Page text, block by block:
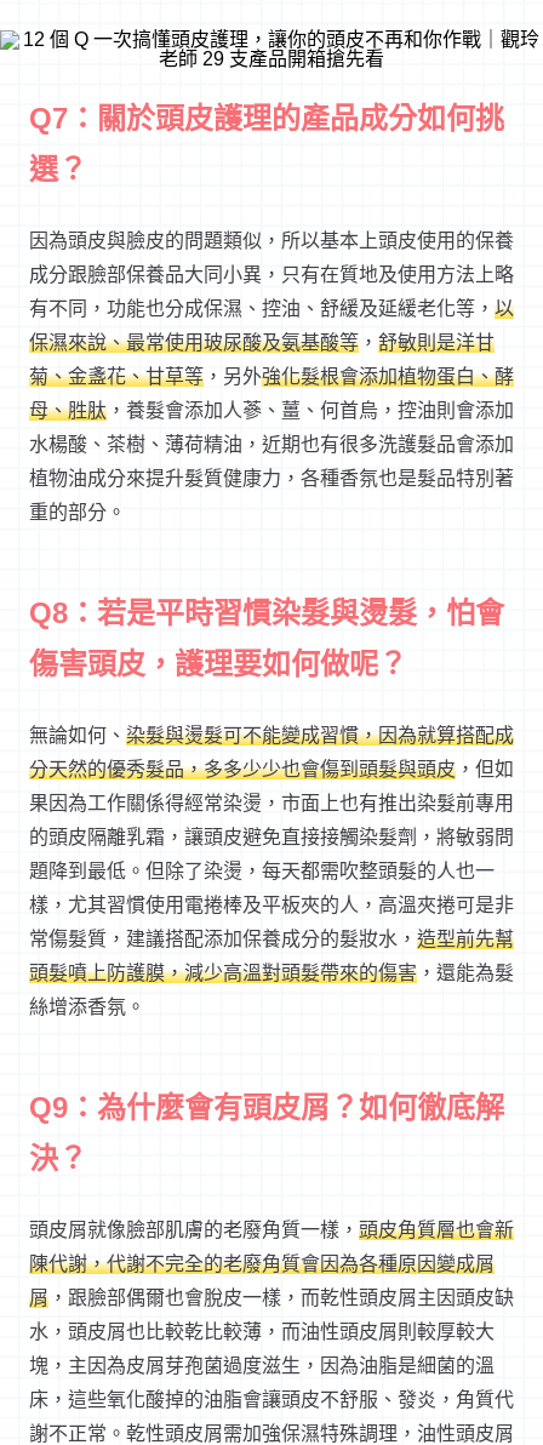
Q7：關於頭皮護理的產品成分如何挑
選？
因為頭皮與臉皮的問題類似，所以基本上頭皮使用的保養
成分跟臉部保養品大同小異，只有在質地及使用方法上略
有不同，功能也分成保濕、控油、舒緩及延緩老化等， 以
保濕來說、最常使用玻尿酸及氨基酸等 ， 舒敏則是洋甘
菊、金盞花、甘草等 ，另外強化髮根會添加植物蛋白、酵
母、胜肽 ，養髮會添加人蔘、薑、何首烏，控油則會添加
水楊酸、茶樹、薄荷精油，近期也有很多洗護髮品會添加
植物油成分來提升髮質健康力，各種香氛也是髮品特別著
重的部分。
Q8：若是平時習慣染髮與燙髮，怕會
傷害頭皮，護理要如何做呢？
無論如何、 染髮與燙髮可不能變成習慣，因為就算搭配成
分天然的優秀髮品，多多少少也會傷到頭髮與頭皮 ，但如
果因為工作關係得經常染燙，市面上也有推出染髮前專用
的頭皮隔離乳霜，讓頭皮避免直接接觸染髮劑，將敏弱問
題降到最低。但除了染燙，每天都需吹整頭髮的人也一
樣，尤其習慣使用電捲棒及平板夾的人，高溫夾捲可是非
常傷髮質，建議搭配添加保養成分的髮妝水， 造型前先幫
頭髮噴上防護膜，減少高溫對頭髮帶來的傷害 ，還能為髮
絲增添香氛。
Q9：為什麼會有頭皮屑？如何徹底解
決？
頭皮屑就像臉部肌膚的老廢角質一樣， 頭皮角質層也會新
陳代謝，代謝不完全的老廢角質會因為各種原因變成屑
屑 ，跟臉部偶爾也會脫皮一樣，而乾性頭皮屑主因頭皮缺
水，頭皮屑也比較乾比較薄，而油性頭皮屑則較厚較大
塊，主因為皮屑芽孢菌過度滋生，因為油脂是細菌的溫
床，這些氧化酸掉的油脂會讓頭皮不舒服、發炎，角質代
謝不正常。乾性頭皮屑需加強保濕特殊調理，油性頭皮屑